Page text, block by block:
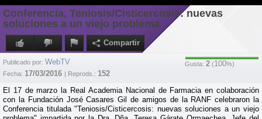
Conferencia, Teniosis/Cisticercosis: nuevas
soluciones a un viejo problema
Compartir
Gusta: 2 (100%)
Publicado por: WebTV
Fecha: 17/03/2016 | Reprods.: 152
El 17 de marzo la Real Academia Nacional de Farmacia en colaboración
con la Fundación José Casares Gil de amigos de la RANF celebraron la
Conferencia titulada "Teniosis/Cisticercosis: nuevas soluciones a un viejo